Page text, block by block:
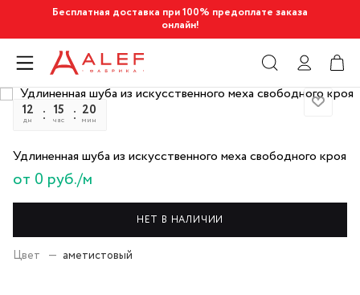
Бесплатная доставка при 100% предоплате заказа
онлайн!
12
дн
15
час
20
мин
Удлиненная шуба из искусственного меха свободного кроя
от 0 руб./м
НЕТ В НАЛИЧИИ
Цвет — аметистовый